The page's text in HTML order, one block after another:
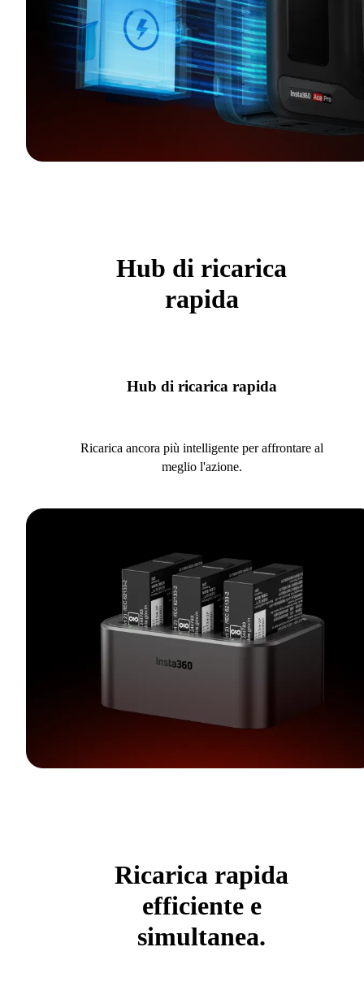
Hub di ricarica
rapida
Hub di ricarica rapida
Ricarica ancora più intelligente per affrontare al
meglio l'azione.
Ricarica rapida
efficiente e
simultanea.